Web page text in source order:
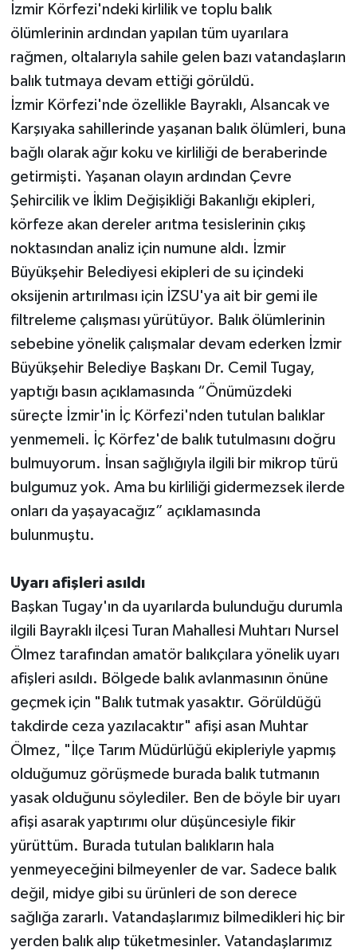
İzmir Körfezi'ndeki kirlilik ve toplu balık
ölümlerinin ardından yapılan tüm uyarılara
rağmen, oltalarıyla sahile gelen bazı vatandaşların
balık tutmaya devam ettiği görüldü.
İzmir Körfezi'nde özellikle Bayraklı, Alsancak ve
Karşıyaka sahillerinde yaşanan balık ölümleri, buna
bağlı olarak ağır koku ve kirliliği de beraberinde
getirmişti. Yaşanan olayın ardından Çevre
Şehircilik ve İklim Değişikliği Bakanlığı ekipleri,
körfeze akan dereler arıtma tesislerinin çıkış
noktasından analiz için numune aldı. İzmir
Büyükşehir Belediyesi ekipleri de su içindeki
oksijenin artırılması için İZSU'ya ait bir gemi ile
filtreleme çalışması yürütüyor. Balık ölümlerinin
sebebine yönelik çalışmalar devam ederken İzmir
Büyükşehir Belediye Başkanı Dr. Cemil Tugay,
yaptığı basın açıklamasında “Önümüzdeki
süreçte İzmir'in İç Körfezi'nden tutulan balıklar
yenmemeli. İç Körfez'de balık tutulmasını doğru
bulmuyorum. İnsan sağlığıyla ilgili bir mikrop türü
bulgumuz yok. Ama bu kirliliği gidermezsek ilerde
onları da yaşayacağız” açıklamasında
bulunmuştu.
Uyarı afişleri asıldı
Başkan Tugay'ın da uyarılarda bulunduğu durumla
ilgili Bayraklı ilçesi Turan Mahallesi Muhtarı Nursel
Ölmez tarafından amatör balıkçılara yönelik uyarı
afişleri asıldı. Bölgede balık avlanmasının önüne
geçmek için "Balık tutmak yasaktır. Görüldüğü
takdirde ceza yazılacaktır" afişi asan Muhtar
Ölmez, "İlçe Tarım Müdürlüğü ekipleriyle yapmış
olduğumuz görüşmede burada balık tutmanın
yasak olduğunu söylediler. Ben de böyle bir uyarı
afişi asarak yaptırımı olur düşüncesiyle fikir
yürüttüm. Burada tutulan balıkların hala
yenmeyeceğini bilmeyenler de var. Sadece balık
değil, midye gibi su ürünleri de son derece
sağlığa zararlı. Vatandaşlarımız bilmedikleri hiç bir
yerden balık alıp tüketmesinler. Vatandaşlarımız